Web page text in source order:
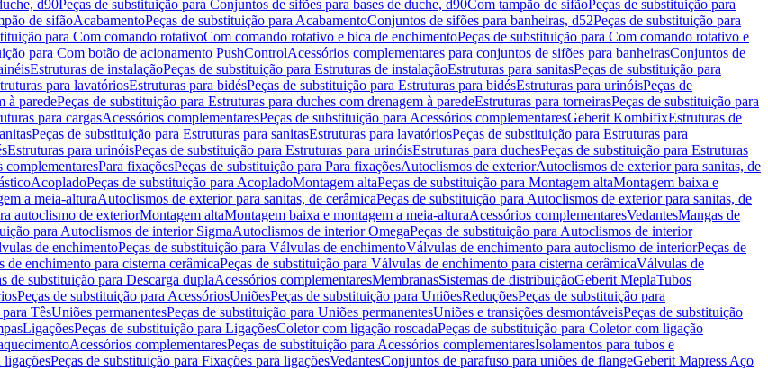
d90Peças de substituição para Conjuntos de sifões para bases de duche, d90Com tampão de sifãoPeças de substituição para
de sifãoAcabamentoPeças de substituição para AcabamentoConjuntos de sifões para banheiras, d52Peças de substituição para
para Com comando rotativoCom comando rotativo e bica de enchimentoPeças de substituição para Com comando rotativo e
para Com botão de acionamento PushControlAcessórios complementares para conjuntos de sifões para banheirasConjuntos de
Estruturas de instalaçãoPeças de substituição para Estruturas de instalaçãoEstruturas para sanitasPeças de substituição para
para lavatóriosEstruturas para bidésPeças de substituição para Estruturas para bidésEstruturas para urinóisPeças de
à paredePeças de substituição para Estruturas para duches com drenagem à paredeEstruturas para torneirasPeças de substituição para
para cargasAcessórios complementaresPeças de substituição para Acessórios complementaresGeberit KombifixEstruturas de
Peças de substituição para Estruturas para sanitasEstruturas para lavatóriosPeças de substituição para Estruturas para
Estruturas para urinóisPeças de substituição para Estruturas para urinóisEstruturas para duchesPeças de substituição para Estruturas
complementaresPara fixaçõesPeças de substituição para Para fixaçõesAutoclismos de exteriorAutoclismos de exterior para sanitas, de
AcopladoPeças de substituição para AcopladoMontagem altaPeças de substituição para Montagem altaMontagem baixa e
a meia-alturaAutoclismos de exterior para sanitas, de cerâmicaPeças de substituição para Autoclismos de exterior para sanitas, de
autoclismo de exteriorMontagem altaMontagem baixa e montagem a meia-alturaAcessórios complementaresVedantesMangas de
para Autoclismos de interior SigmaAutoclismos de interior OmegaPeças de substituição para Autoclismos de interior
de enchimentoPeças de substituição para Válvulas de enchimentoVálvulas de enchimento para autoclismo de interiorPeças de
de enchimento para cisterna cerâmicaPeças de substituição para Válvulas de enchimento para cisterna cerâmicaVálvulas de
de substituição para Descarga duplaAcessórios complementaresMembranasSistemas de distribuiçãoGeberit MeplaTubos
Peças de substituição para AcessóriosUniõesPeças de substituição para UniõesReduçõesPeças de substituição para
TêsUniões permanentesPeças de substituição para Uniões permanentesUniões e transições desmontáveisPeças de substituição
LigaçõesPeças de substituição para LigaçõesColetor com ligação roscadaPeças de substituição para Coletor com ligação
Acessórios complementaresPeças de substituição para Acessórios complementaresIsolamentos para tubos e
ligaçõesPeças de substituição para Fixações para ligaçõesVedantesConjuntos de parafuso para uniões de flangeGeberit Mapress Aço